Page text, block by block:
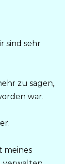
sind sehr
zu sagen,
war.
meines